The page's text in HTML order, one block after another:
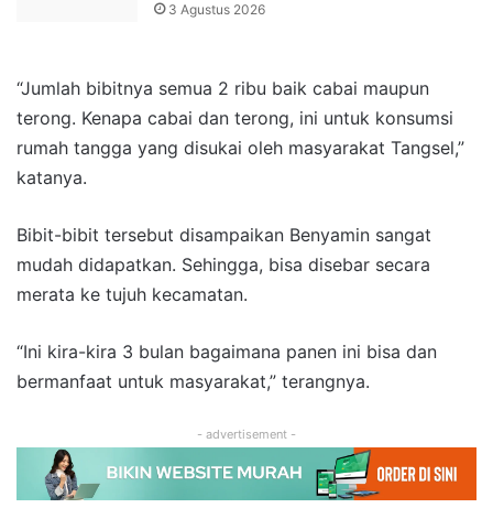
3 Agustus 2026
“Jumlah bibitnya semua 2 ribu baik cabai maupun
terong. Kenapa cabai dan terong, ini untuk konsumsi
rumah tangga yang disukai oleh masyarakat Tangsel,”
katanya.
Bibit-bibit tersebut disampaikan Benyamin sangat
mudah didapatkan. Sehingga, bisa disebar secara
merata ke tujuh kecamatan.
“Ini kira-kira 3 bulan bagaimana panen ini bisa dan
bermanfaat untuk masyarakat,” terangnya.
- advertisement -